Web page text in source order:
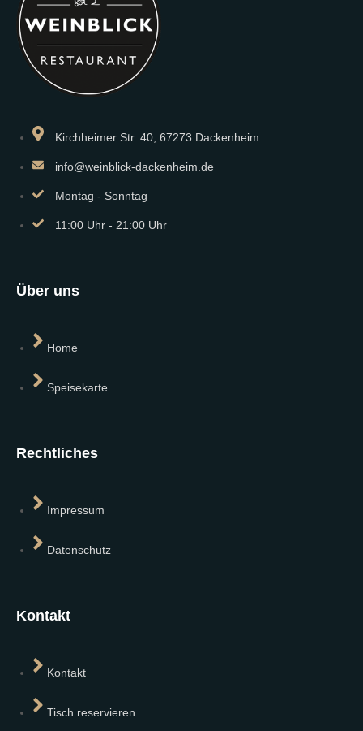
Kirchheimer Str. 40, 67273 Dackenheim
info@weinblick-dackenheim.de
Montag - Sonntag
11:00 Uhr - 21:00 Uhr
Über uns
Home
Speisekarte
Rechtliches
Impressum
Datenschutz
Kontakt
Kontakt
Tisch reservieren